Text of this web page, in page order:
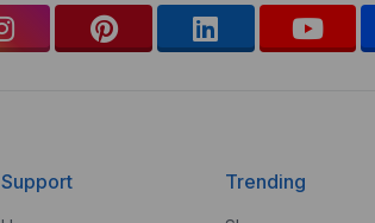
Support Trending